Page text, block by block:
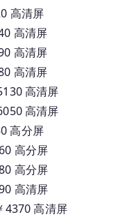
清屏
清屏
清屏
清屏
高清屏
高清屏
分屏
分屏
分屏
清屏
高清屏